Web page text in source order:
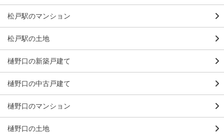
松戸駅のマンション
松戸駅の土地
樋野口の新築戸建て
樋野口の中古戸建て
樋野口のマンション
樋野口の土地